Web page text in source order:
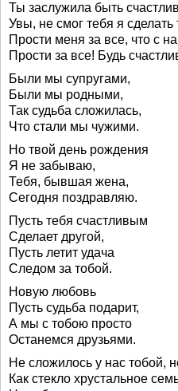
Ты заслужила быть
Увы, не смог тебя я сделать
Прости меня за все, что с
Прости за все! Будь
Были мы супругами,
Были мы родными,
Так судьба сложилась,
Что стали мы чужими.
Но твой день рождения
Я не забываю,
Тебя, бывшая жена,
Сегодня поздравляю.
Пусть тебя счастливым
Сделает другой,
Пусть летит удача
Следом за тобой.
Новую любовь
Пусть судьба подарит,
А мы с тобою просто
Останемся друзьями.
Не сложилось у нас тобой,
Как стекло хрустальное